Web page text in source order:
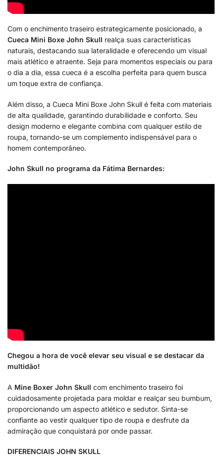
Com o enchimento traseiro estrategicamente posicionado, a
Cueca Mini Boxe John Skull realça suas características
naturais, destacando sua lateralidade e oferecendo um visual
mais atlético e atraente. Seja para momentos especiais ou para
o dia a dia, essa cueca é a escolha perfeita para quem busca
um toque extra de confiança.
Além disso, a Cueca Mini Boxe John Skull é feita com materiais
de alta qualidade, garantindo durabilidade e conforto. Seu
design moderno e elegante combina com qualquer estilo de
roupa, tornando-se um complemento indispensável para o
homem contemporâneo.
John Skull no programa da Fátima Bernardes:
Chegou a hora de você elevar seu visual e se destacar da
multidão!
A Mine Boxer John Skull com enchimento traseiro foi
cuidadosamente projetada para moldar e realçar seu bumbum,
proporcionando um aspecto atlético e sedutor. Sinta-se
confiante ao vestir qualquer tipo de roupa e desfrute da
admiração que conquistará por onde passar.
DIFERENCIAIS JOHN SKULL